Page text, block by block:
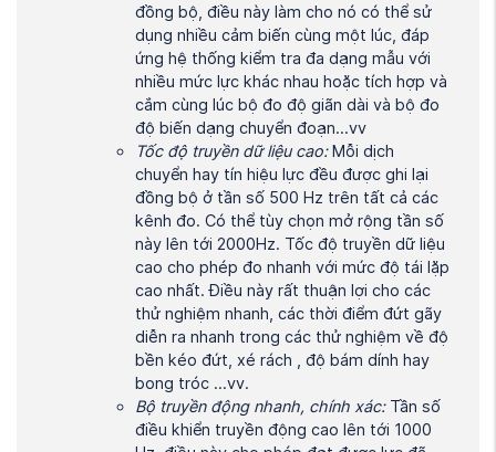
đồng bộ, điều này làm cho nó có thể sử
dụng nhiều cảm biến cùng một lúc, đáp
ứng hệ thống kiểm tra đa dạng mẫu với
nhiều mức lực khác nhau hoặc tích hợp và
cắm cùng lúc bộ đo độ giãn dài và bộ đo
độ biến dạng chuyển đoạn…vv
Tốc độ truyền dữ liệu cao:Mỗi dịch
chuyển hay tín hiệu lực đều được ghi lại
đồng bộ ở tần số 500 Hz trên tất cả các
kênh đo. Có thể tùy chọn mở rộng tần số
này lên tới 2000Hz. Tốc độ truyền dữ liệu
cao cho phép đo nhanh với mức độ tái lặp
cao nhất. Điều này rất thuận lợi cho các
thử nghiệm nhanh, các thời điểm đứt gãy
diễn ra nhanh trong các thử nghiệm về độ
bền kéo đứt, xé rách , độ bám dính hay
bong tróc …vv.
Bộ truyền động nhanh, chính xác:Tần số
điều khiển truyền động cao lên tới 1000